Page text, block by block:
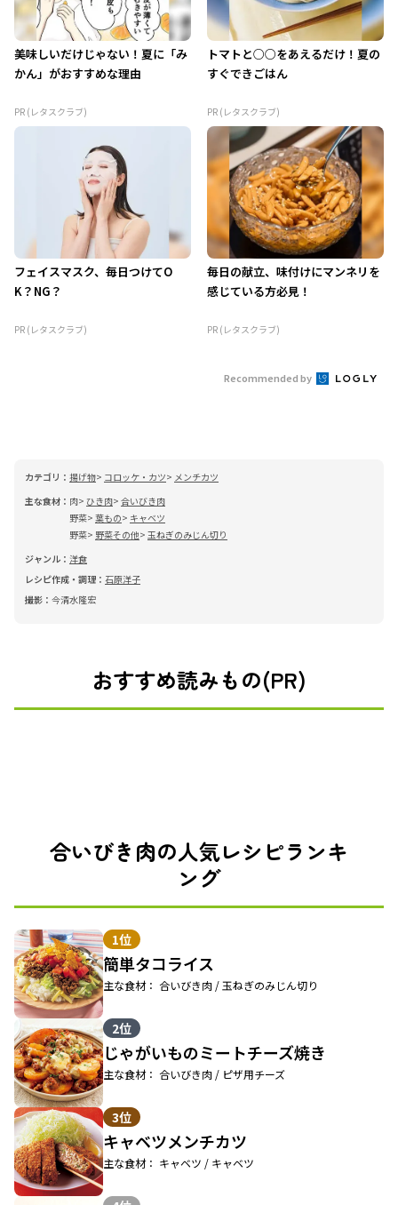
美味しいだけじゃない！夏に「み
かん」がおすすめな理由
PR (レタスクラブ)
トマトと○○をあえるだけ！夏の
すぐできごはん
PR (レタスクラブ)
フェイスマスク、毎日つけてO
K？NG？
PR (レタスクラブ)
毎日の献立、味付けにマンネリを
感じている方必見！
PR (レタスクラブ)
Recommended by
カテゴリ： 揚げ物 コロッケ・カツ
メンチカツ
主な食材： 肉 ひき肉 合いびき肉
野菜 葉もの
キャベツ
野菜
野菜その他
玉ねぎのみじん切り
ジャンル： 洋食
レシピ作成・調理： 石原洋子
撮影： 今清水隆宏
おすすめ読みもの(PR)
合いびき肉の人気レシピランキ
ング
1位
簡単タコライス
主な食材： 合いびき肉 / 玉ねぎのみじん切り
2位
じゃがいものミートチーズ焼き
主な食材： 合いびき肉 / ピザ用チーズ
3位
キャベツメンチカツ
主な食材： キャベツ / キャベツ